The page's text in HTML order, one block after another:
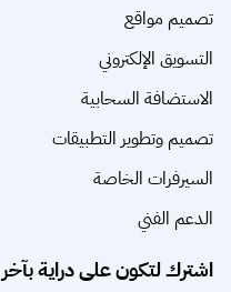
تصميم مواقع
التسويق الإلكتروني
الاستضافة السحابية
تصميم وتطوير التطبيقات
السيرفرات الخاصة
الدعم الفني
اشترك لتكون على دراية